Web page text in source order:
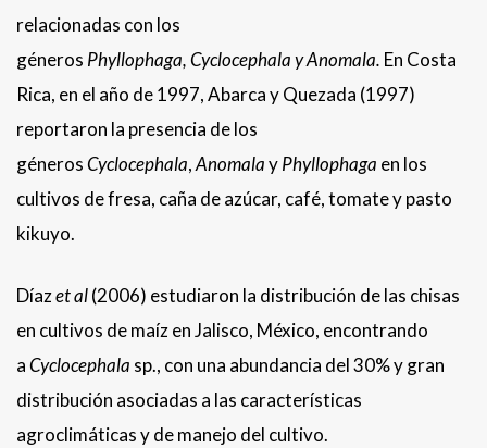
relacionadas con los
géneros Phyllophaga, Cyclocephala y Anomala. En Costa
Rica, en el año de 1997, Abarca y Quezada (1997)
reportaron la presencia de los
génerosCyclocephala,AnomalayPhyllophaga en los
cultivos de fresa, caña de azúcar, café, tomate y pasto
kikuyo.
Díazet al(2006) estudiaron la distribución de las chisas
en cultivos de maíz en Jalisco, México, encontrando
aCyclocephala sp., con una abundancia del 30% y gran
distribución asociadas a las características
agroclimáticas y de manejo del cultivo.